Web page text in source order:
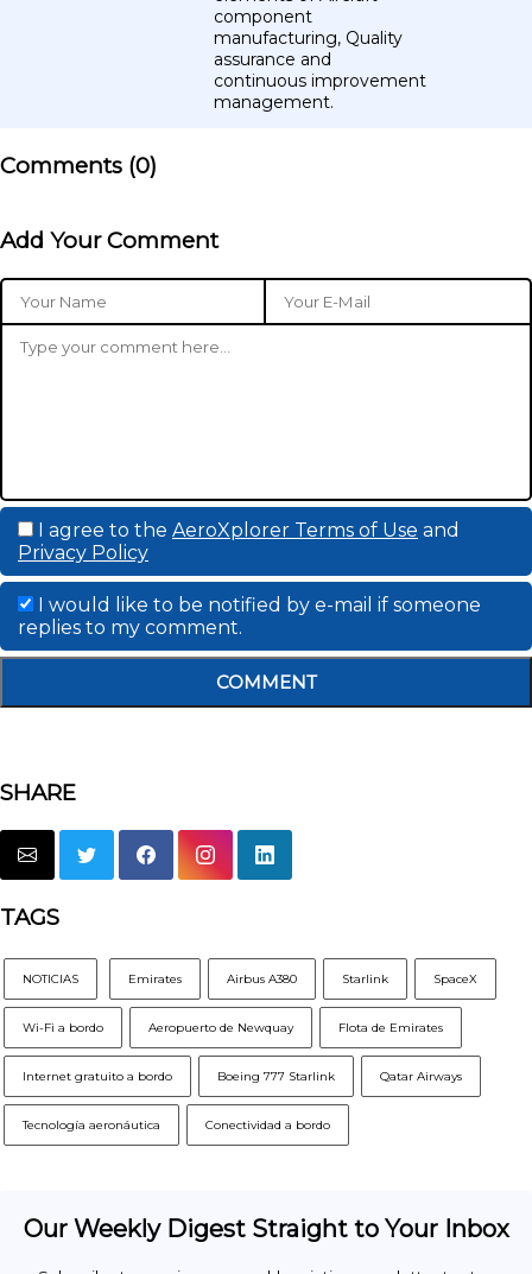
component
manufacturing, Quality
assurance and
continuous improvement
management.
Comments (0)
Add Your Comment
I agree to the AeroXplorer Terms of Use and
Privacy Policy
I would like to be notified by e-mail if someone
replies to my comment.
COMMENT
SHARE
TAGS
NOTICIAS Emirates Airbus A380 Starlink SpaceX
Wi-Fi a bordo Aeropuerto de Newquay Flota de Emirates
Internet gratuito a bordo Boeing 777 Starlink Qatar Airways
Tecnología aeronáutica Conectividad a bordo
Our Weekly Digest Straight to Your Inbox